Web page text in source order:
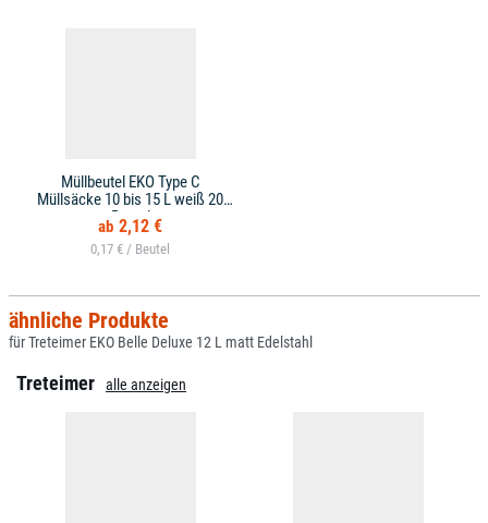
Müllbeutel EKO Type C
Müllsäcke 10 bis 15 L weiß 20
Beutel
2,12 €
0,17 € /
ähnliche Produkte
für Treteimer EKO Belle Deluxe 12 L matt Edelstahl
Treteimer alle anzeigen